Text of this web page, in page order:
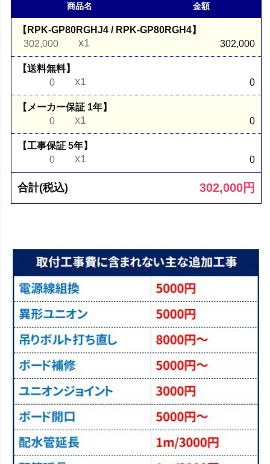
商品名 金額
【RPK-GP80RGHJ4 / RPK-GP80RGH4】
302,000
x1 302,000
【送料無料】
0
x1 0
【メーカー保証 1年】
0
x1 0
【工事保証 5年】
0
x1 0
合計(税込) 302,000円